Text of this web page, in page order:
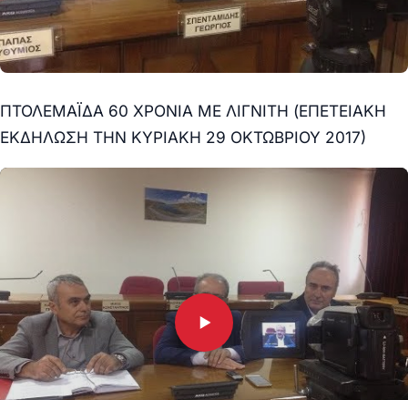
ΠΤΟΛΕΜΑΪΔΑ 60 ΧΡΟΝΙΑ ΜΕ ΛΙΓΝΙΤΗ (ΕΠΕΤΕΙΑΚΗ
ΕΚΔΗΛΩΣΗ ΤΗΝ ΚΥΡΙΑΚΗ 29 ΟΚΤΩΒΡΙΟΥ 2017)